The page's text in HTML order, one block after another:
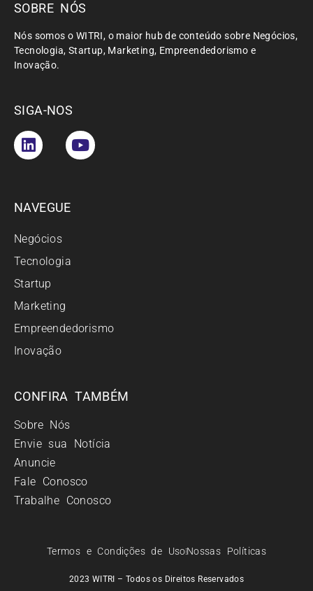
SOBRE NÓS
Nós somos o WITRI, o maior hub de conteúdo sobre Negócios,
Tecnologia, Startup, Marketing, Empreendedorismo e
Inovação.
SIGA-NOS
NAVEGUE
Negócios
Tecnologia
Startup
Marketing
Empreendedorismo
Inovação
CONFIRA TAMBÉM
Sobre Nós
Envie sua Notícia
Anuncie
Fale Conosco
Trabalhe Conosco
Termos e Condições de UsoNossas Políticas
2023 WITRI – Todos os Direitos Reservados